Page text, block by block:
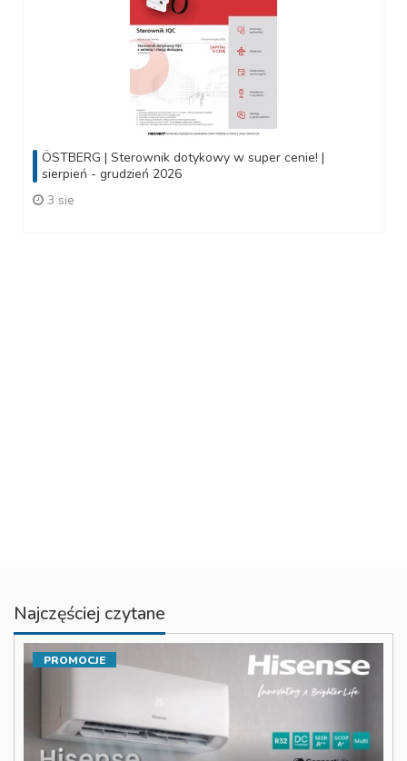
ÖSTBERG | Sterownik dotykowy w super cenie! |
sierpień - grudzień 2026
3 sie
Najczęściej czytane
PROMOCJE